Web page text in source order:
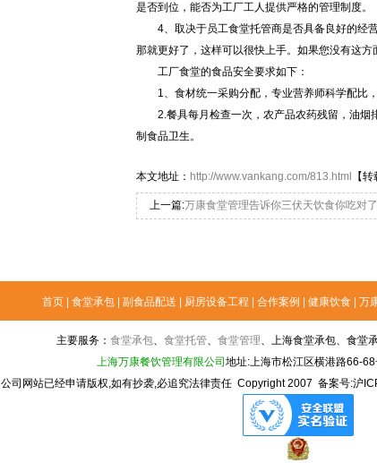
是否到位，能否为工厂工人提供严格的管理制度。
4、取决于员工食堂托管商是否具备良好的经营
那就更好了，这样可以很快上手。如果您没有这方
工厂食堂的食品安全要求如下：
1、食材统一采购分配，专业营养师科学配比，
2.餐具每月检查一次，农产品农药残留，油烟
制食品卫生。
本文地址： http://www.vankang.com/813.html 【
上一篇:万康食堂管理告诉你三伏天饮食你吃对了
首页| 食堂承包| 副食品配送 厨房设备工程 合作案例 健康饮食| 万
主要服务： 食堂承包、 食堂托管、 食堂管理、上海食堂承包、食堂
上海万康餐饮管理有限公司 地址:上海市松江区横港路66-
公司网站已经申请版权,如有抄袭,必追究法律责任 Copyright 2007 备案号:沪